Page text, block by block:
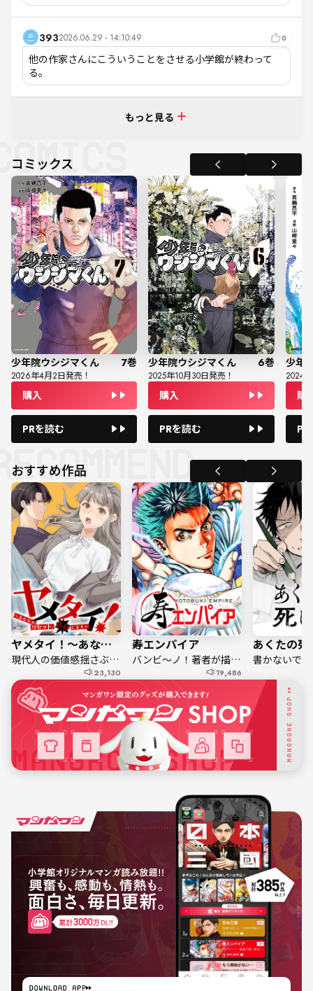
3932026.06.29 - 14:10:49 0
他の作家さんにこういうことをさせる小学館が終わって
る。
もっと見る
コミックス
少年院ウシジマくん 7巻
2026年4月2日発売！
購入
PRを読む
少年院ウシジマくん 6巻
2025年10月30日発売！
購入
PRを読む
少年
2024
購
おすすめ作品
ヤメタイ！～あなたのリセット、代行します～
現代人の価値感揺さぶる社会派ドラマ！
23,130
寿エンパイア
バンビ～ノ！著者が描く寿司対決！
19,486
あくたの死
書かないで